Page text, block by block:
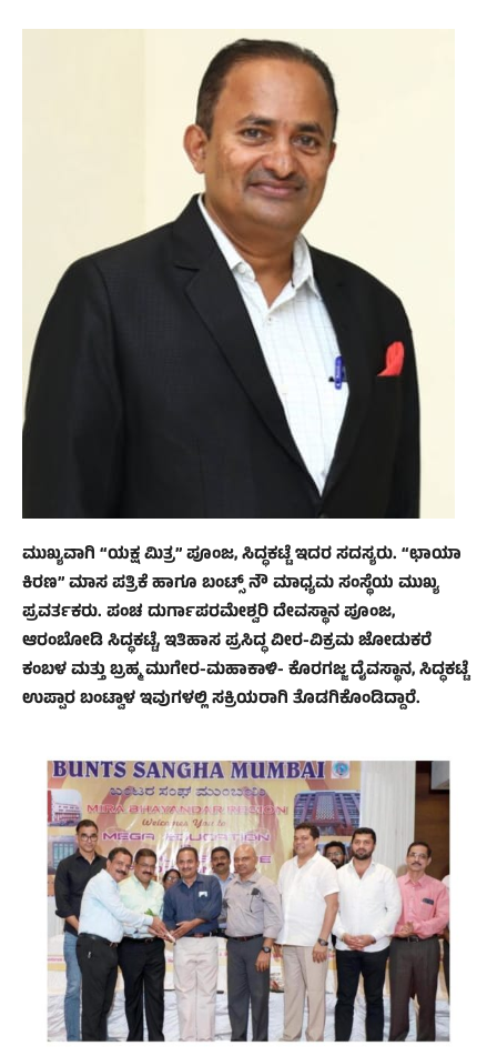
ಮುಖ್ಯವಾಗಿ “ಯಕ್ಷ ಮಿತ್ರ”‌ ಪೂಂಜ, ಸಿದ್ಧಕಟ್ಟೆ ಇದರ ಸದಸ್ಯರು. “ಛಾಯಾ
ಕಿರಣ” ಮಾಸ ಪತ್ರಿಕೆ ಹಾಗೂ ಬಂಟ್ಸ್ ನೌ ಮಾಧ್ಯಮ ಸಂಸ್ಥೆಯ ಮುಖ್ಯ
ಪ್ರವರ್ತಕರು. ಪಂಚ ದುರ್ಗಾಪರಮೇಶ್ವರಿ ದೇವಸ್ಥಾನ ಪೂಂಜ,
ಆರಂಬೋಡಿ ಸಿದ್ಧಕಟ್ಟೆ, ಇತಿಹಾಸ ಪ್ರಸಿದ್ಧ ವೀರ-ವಿಕ್ರಮ ಜೋಡುಕರೆ
ಕಂಬಳ ಮತ್ತು ಬ್ರಹ್ಮ ಮುಗೇರ-ಮಹಾಕಾಳಿ- ಕೊರಗಜ್ಜ ದೈವಸ್ಥಾನ, ಸಿದ್ಧಕಟ್ಟೆ
ಉಪ್ಪಾರ ಬಂಟ್ವಾಳ ಇವುಗಳಲ್ಲಿ ಸಕ್ರಿಯರಾಗಿ ತೊಡಗಿಕೊಂಡಿದ್ದಾರೆ.